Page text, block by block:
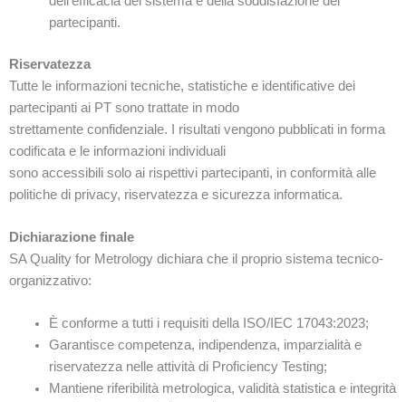
partecipanti.
Riservatezza
Tutte le informazioni tecniche, statistiche e identificative dei
partecipanti ai PT sono trattate in modo
strettamente confidenziale. I risultati vengono pubblicati in forma
codificata e le informazioni individuali
sono accessibili solo ai rispettivi partecipanti, in conformità alle
politiche di privacy, riservatezza e sicurezza informatica.
Dichiarazione finale
SA Quality for Metrology dichiara che il proprio sistema tecnico-
organizzativo:
È conforme a tutti i requisiti della ISO/IEC 17043:2023;
Garantisce competenza, indipendenza, imparzialità e
riservatezza nelle attività di Proficiency Testing;
Mantiene riferibilità metrologica, validità statistica e integrità